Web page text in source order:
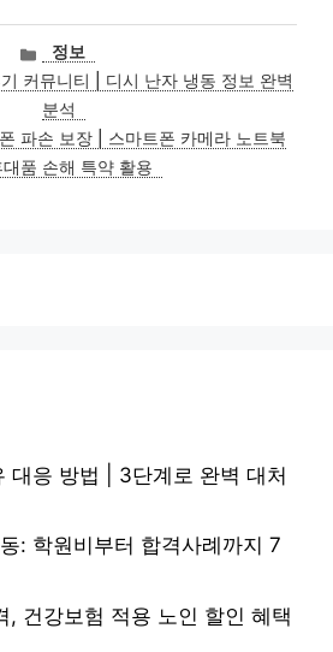
카
테
고
리
정보
커뮤니티 | 디시 난자 냉동 정보 완벽
분석
파손 보장 | 스마트폰 카메라 노트북
대품 손해 특약 활용
대응 방법 | 3단계로 완벽 대처
: 학원비부터 합격사례까지 7
, 건강보험 적용 노인 할인 혜택